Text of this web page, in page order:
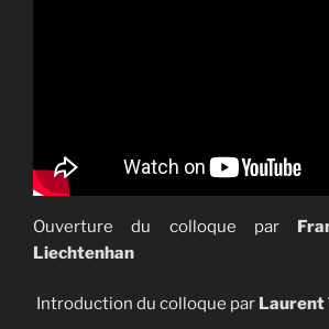
Ouverture du colloque par
Liechtenhan
Introduction du colloque par Laurent